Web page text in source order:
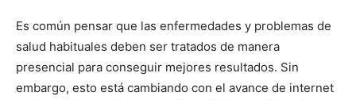
Es común pensar que las enfermedades y problemas de
salud habituales deben ser tratados de manera
presencial para conseguir mejores resultados. Sin
embargo, esto está cambiando con el avance de internet